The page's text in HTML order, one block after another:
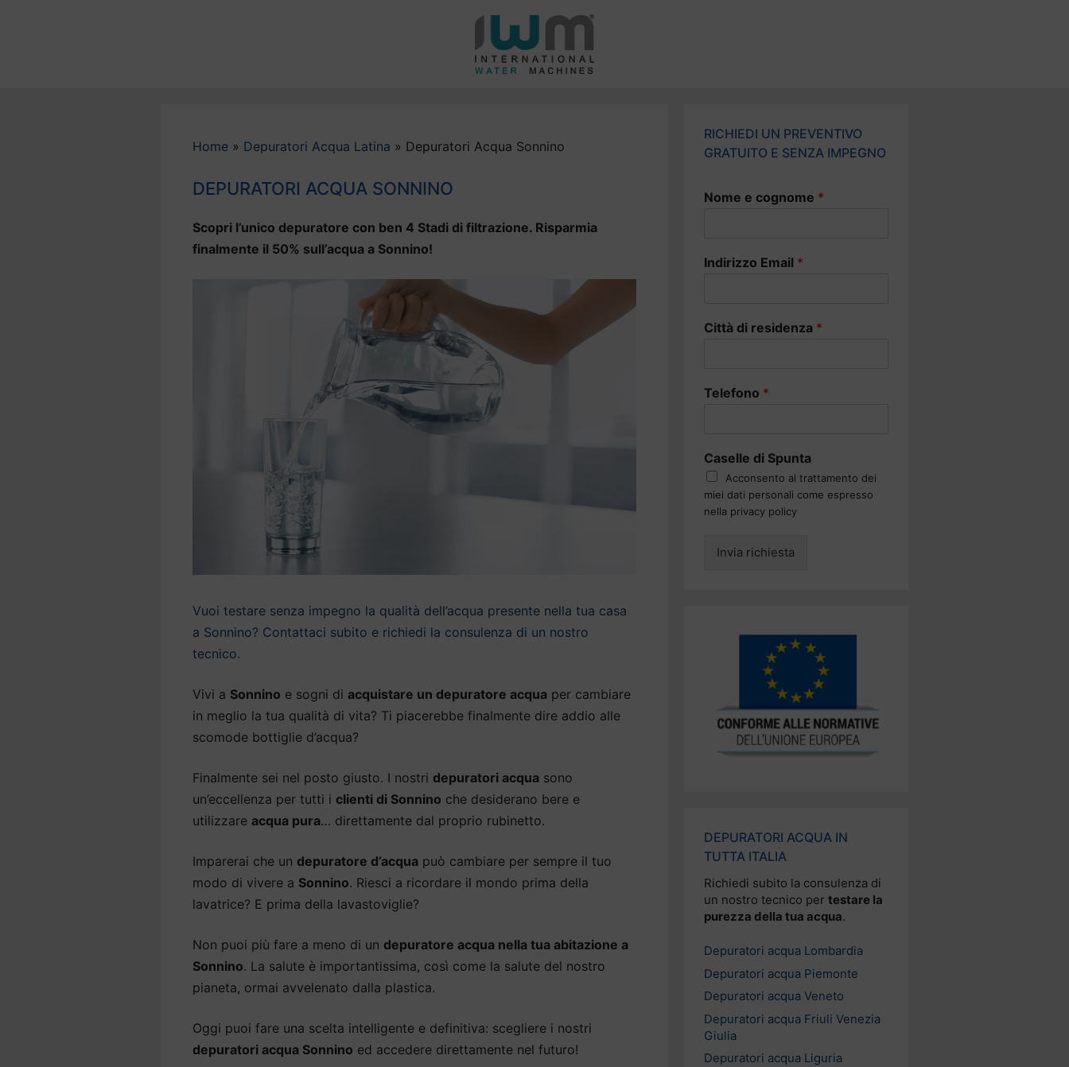
Home » Depuratori Acqua Latina » Depuratori Acqua Sonnino
DEPURATORI ACQUA SONNINO
Scopri l’unico depuratore con ben 4 Stadi di filtrazione. Risparmia
finalmente il 50% sull’acqua a Sonnino!
Vuoi testare senza impegno la qualità dell’acqua presente nella tua casa
a Sonnino? Contattaci subito e richiedi la consulenza di un nostro
tecnico.
Vivi a Sonnino e sogni di acquistare un depuratore acqua per cambiare
in meglio la tua qualità di vita? Ti piacerebbe finalmente dire addio alle
scomode bottiglie d’acqua?
Finalmente sei nel posto giusto. I nostri depuratori acqua sono
un’eccellenza per tutti i clienti di Sonnino che desiderano bere e
utilizzare acqua pura… direttamente dal proprio rubinetto.
Imparerai che un depuratore d’acqua può cambiare per sempre il tuo
modo di vivere a Sonnino. Riesci a ricordare il mondo prima della
lavatrice? E prima della lavastoviglie?
Non puoi più fare a meno di un depuratore acqua nella tua abitazione a
Sonnino. La salute è importantissima, così come la salute del nostro
pianeta, ormai avvelenato dalla plastica.
Oggi puoi fare una scelta intelligente e definitiva: scegliere i nostri
depuratori acqua Sonnino ed accedere direttamente nel futuro!
RICHIEDI UN PREVENTIVO
GRATUITO E SENZA IMPEGNO
Nome e cognome *
Indirizzo Email *
Città di residenza *
Telefono *
Caselle di Spunta
Acconsento al trattamento dei
miei dati personali come espresso
nella privacy policy
Invia richiesta
DEPURATORI ACQUA IN
TUTTA ITALIA
Richiedi subito la consulenza di
un nostro tecnico per testare la
purezza della tua acqua.
Depuratori acqua Lombardia
Depuratori acqua Piemonte
Depuratori acqua Veneto
Depuratori acqua Friuli Venezia
Giulia
Depuratori acqua Liguria